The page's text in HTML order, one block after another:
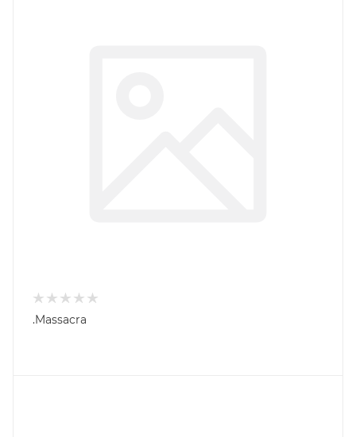
.Massacra